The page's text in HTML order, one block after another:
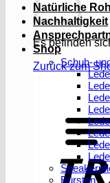
Es befinden
Zurück zum
Natürliche
Nachhaltigkeit
Shop
Schuh-
Bürsten